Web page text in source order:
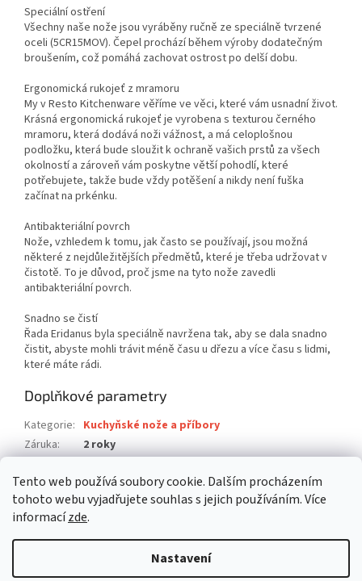
Tento web používá soubory cookie. Dalším procházením
tohoto webu vyjadřujete souhlas s jejich používáním. Více
informacízde.
Nastavení
Speciální ostření
Všechny naše nože jsou vyráběny ručně ze speciálně tvrzené
oceli (5CR15MOV). Čepel prochází během výroby dodatečným
broušením, což pomáhá zachovat ostrost po delší dobu.
Ergonomická rukojeť z mramoru
My v Resto Kitchenware věříme ve věci, které vám usnadní život.
Krásná ergonomická rukojeť je vyrobena s texturou černého
mramoru, která dodává noži vážnost, a má celoplošnou
podložku, která bude sloužit k ochraně vašich prstů za všech
okolností a zároveň vám poskytne větší pohodlí, které
potřebujete, takže bude vždy potěšení a nikdy není fuška
začínat na prkénku.
Antibakteriální povrch
Nože, vzhledem k tomu, jak často se používají, jsou možná
některé z nejdůležitějších předmětů, které je třeba udržovat v
čistotě. To je důvod, proč jsme na tyto nože zavedli
antibakteriální povrch.
Snadno se čistí
Řada Eridanus byla speciálně navržena tak, aby se dala snadno
čistit, abyste mohli trávit méně času u dřezu a více času s lidmi,
které máte rádi.
Doplňkové parametry
Kategorie: Kuchyňské nože a příbory
Záruka:
2 roky
EAN: 4260709012186
Vytvořil Shoptet